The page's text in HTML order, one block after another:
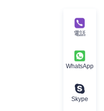
電話
WhatsApp
Skype